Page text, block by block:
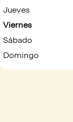
Jueves
Viernes
Sábado
Domingo